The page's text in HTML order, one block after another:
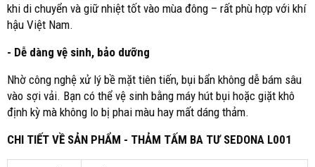
khi di chuyển và giữ nhiệt tốt vào mùa đông – rất phù hợp với khí
hậu Việt Nam.
- Dễ dàng vệ sinh, bảo dưỡng
Nhờ công nghệ xử lý bề mặt tiên tiến, bụi bẩn không dễ bám sâu
vào sợi vải. Bạn có thể vệ sinh bằng máy hút bụi hoặc giặt khô
định kỳ mà không lo bị phai màu hay mất dáng thảm.
CHI TIẾT VỀ SẢN PHẨM - THẢM TẤM BA TƯ SEDONA L001